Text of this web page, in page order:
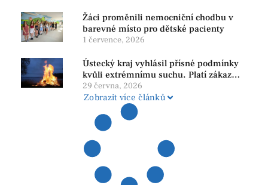
Žáci proměnili nemocniční chodbu v
barevné místo pro dětské pacienty
1 července, 2026
Ústecký kraj vyhlásil přísné podmínky
kvůli extrémnímu suchu. Platí zákaz
ohňů i pyrotechniky
29 června, 2026
Zobrazit více článků